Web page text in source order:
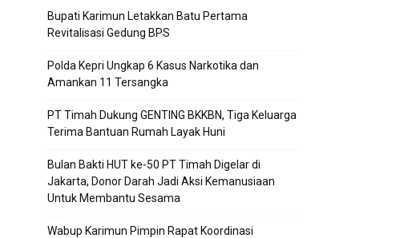
Bupati Karimun Letakkan Batu Pertama
Revitalisasi Gedung BPS
Polda Kepri Ungkap 6 Kasus Narkotika dan
Amankan 11 Tersangka
PT Timah Dukung GENTING BKKBN, Tiga Keluarga
Terima Bantuan Rumah Layak Huni
Bulan Bakti HUT ke-50 PT Timah Digelar di
Jakarta, Donor Darah Jadi Aksi Kemanusiaan
Untuk Membantu Sesama
Wabup Karimun Pimpin Rapat Koordinasi